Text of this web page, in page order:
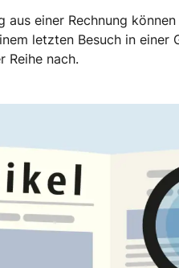
einer Rechnung
letzten Besuch in
Reihe nach.